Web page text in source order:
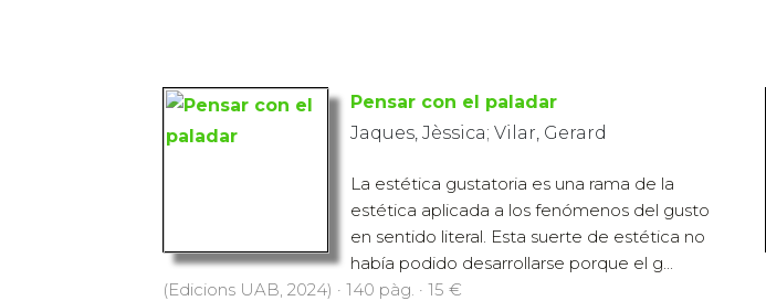
Pensar con el paladar
Jaques, Jèssica; Vilar, Gerard
La estética gustatoria es una rama de la
estética aplicada a los fenómenos del gusto
en sentido literal. Esta suerte de estética no
había podido desarrollarse porque el g...
(Edicions UAB, 2024) · 140 pàg. · 15 €